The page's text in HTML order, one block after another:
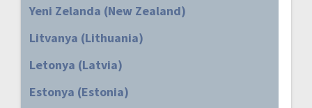
Yeni Zelanda (New Zealand)
Litvanya (Lithuania)
Letonya (Latvia)
Estonya (Estonia)